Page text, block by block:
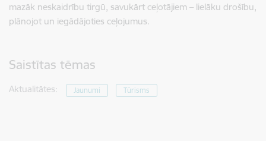
mazāk neskaidrību tirgū, savukārt ceļotājiem – lielāku drošību,
plānojot un iegādājoties ceļojumus.
Saistītas tēmas
Aktualitātes: Jaunumi Tūrisms